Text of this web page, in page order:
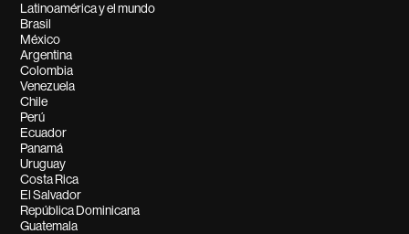
Latinoamérica y el mundo
Brasil
México
Argentina
Colombia
Venezuela
Chile
Perú
Ecuador
Panamá
Uruguay
Costa Rica
El Salvador
República Dominicana
Guatemala